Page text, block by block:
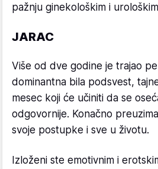
pažnju ginekološkim i
JARAC
Više od dve godine je trajao
dominantna bila podsvest,
mesec koji će učiniti da se
odgovornije. Konačno
svoje postupke i sve u životu.
Izloženi ste emotivnim i